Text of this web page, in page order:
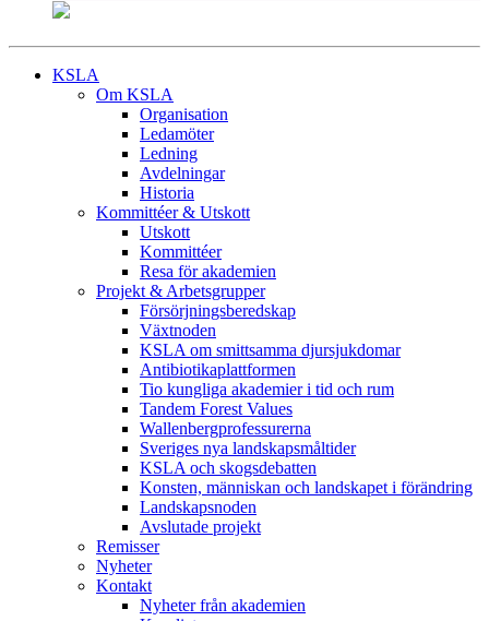
KSLA
Om KSLA
Organisation
Ledamöter
Ledning
Avdelningar
Historia
Kommittéer & Utskott
Utskott
Kommittéer
Resa för akademien
Projekt & Arbetsgrupper
Försörjningsberedskap
Växtnoden
KSLA om smittsamma djursjukdomar
Antibiotikaplattformen
Tio kungliga akademier i tid och rum
Tandem Forest Values
Wallenbergprofessurerna
Sveriges nya landskapsmåltider
KSLA och skogsdebatten
Konsten, människan och landskapet i förändring
Landskapsnoden
Avslutade projekt
Remisser
Nyheter
Kontakt
Nyheter från akademien